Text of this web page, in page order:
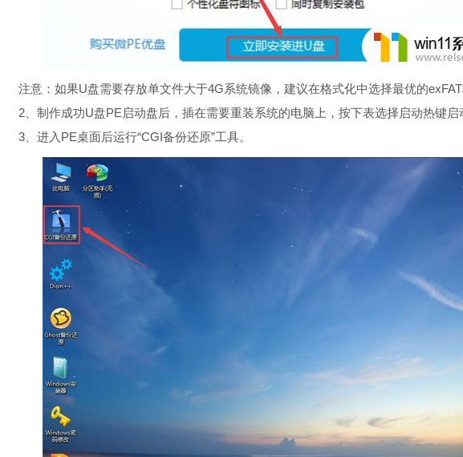
注意：如果U盘需要存放单文件大于4G系统镜像，建议在格式化中选择最优的exFAT
2、制作成功U盘PE启动盘后，插在需要重装系统的电脑上，按下表选择启动热键启
3、进入PE桌面后运行“CGI备份还原”工具。